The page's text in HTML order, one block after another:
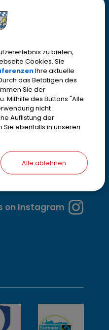
Uhr*
on Instagram
zu bieten,
Cookies. Sie
Ihre aktuelle
das Betätigen des
Sie der
Mithilfe des Buttons "Alle
nicht
Auflistung der
ebenfalls in unseren
Alle ablehnen